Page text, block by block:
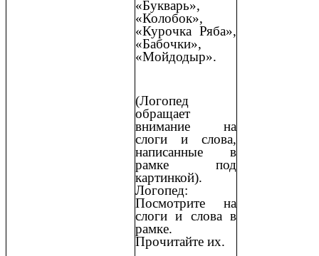
«Букварь»,
«Колобок»,
«Курочка Ряба»,
«Бабочки»,
«Мойдодыр».
(Логопед
обращает
внимание на
слоги и слова,
написанные в
рамке под
картинкой).
Логопед:
Посмотрите на
слоги и слова в
рамке.
Прочитайте их.